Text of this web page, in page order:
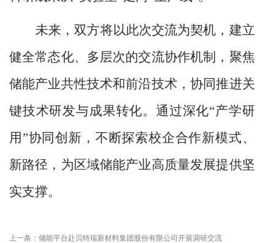
未来，双方将以此次交流为契机，建立
健全常态化、多层次的交流协作机制，聚焦
储能产业共性技术和前沿技术，协同推进关
键技术研发与成果转化。通过深化“产学研
用”协同创新，不断探索校企合作新模式、
新路径，为区域储能产业高质量发展提供坚
实支撑。
上一条：储能平台赴贝特瑞新材料集团股份有限公司开展调研交流